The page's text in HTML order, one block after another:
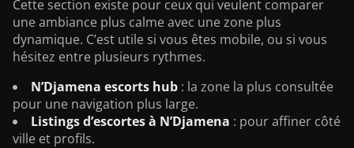
Cette section existe pour ceux qui veulent comparer
une ambiance plus calme avec une zone plus
dynamique. C’est utile si vous êtes mobile, ou si vous
hésitez entre plusieurs rythmes.
N’Djamena escorts hub : la zone la plus consultée
pour une navigation plus large.
Listings d’escortes à N’Djamena : pour affiner côté
ville et profils.